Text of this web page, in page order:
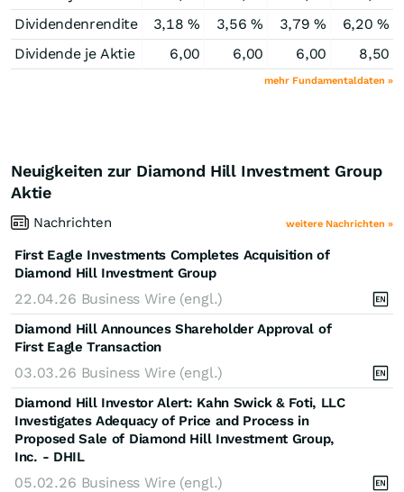
Dividendenrendite
3,18 % 3,56 % 3,79 %
6,20 %
Dividende je Aktie
6,00 6,00 6,00 8,50
mehr Fundamentaldaten »
Neuigkeiten zur Diamond Hill Investment Group
Aktie
Nachrichten weitere Nachrichten »
First Eagle Investments Completes Acquisition of
Diamond Hill Investment Group
22.04.26 Business Wire (engl.)
Diamond Hill Announces Shareholder Approval of
First Eagle Transaction
03.03.26 Business Wire (engl.)
Diamond Hill Investor Alert: Kahn Swick & Foti, LLC
Investigates Adequacy of Price and Process in
Proposed Sale of Diamond Hill Investment Group,
Inc. - DHIL
05.02.26 Business Wire (engl.)